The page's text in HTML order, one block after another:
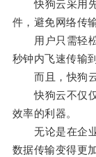
快狗云采用先
件，避免网络传
用户只需轻松
秒钟内飞速传输
而且，快狗云
快狗云不仅仅
效率的利器。
无论是在企业
数据传输变得更